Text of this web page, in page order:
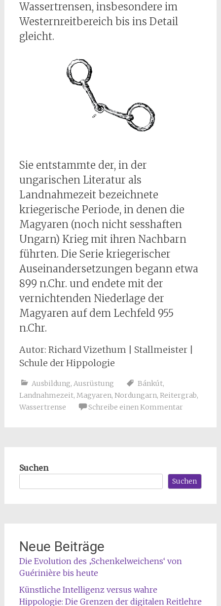
Wassertrensen, insbesondere im
Westernreitbereich bis ins Detail
gleicht.
Sie entstammte der, in der
ungarischen Literatur als
Landnahmezeit bezeichnete
kriegerische Periode, in denen die
Magyaren (noch nicht sesshaften
Ungarn) Krieg mit ihren Nachbarn
führten. Die Serie kriegerischer
Auseinandersetzungen begann etwa
899 n.Chr. und endete mit der
vernichtenden Niederlage der
Magyaren auf dem Lechfeld 955
n.Chr.
Autor: Richard Vizethum | Stallmeister |
Schule der Hippologie
Ausbildung, Ausrüstung Bánkút,
Landnahmezeit, Magyaren, Nordungarn, Reitergrab,
Wassertrense
Schreibe einen Kommentar
Suchen
Suchen
Neue Beiträge
Die Evolution des ‚Schenkelweichens‘ von
Guérinière bis heute
Künstliche Intelligenz versus wahre
Hippologie: Die Grenzen der digitalen Reitlehre